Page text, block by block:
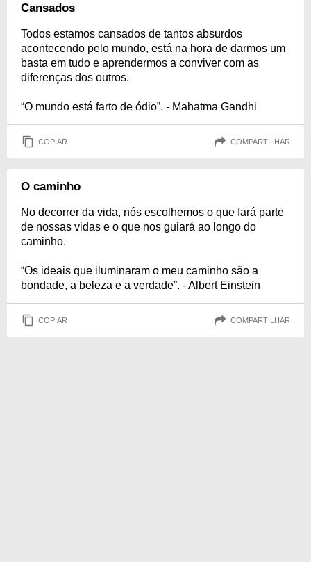
Cansados
Todos estamos cansados de tantos absurdos
acontecendo pelo mundo, está na hora de darmos um
basta em tudo e aprendermos a conviver com as
diferenças dos outros.
“O mundo está farto de ódio”. - Mahatma Gandhi
COPIAR COMPARTILHAR
O caminho
No decorrer da vida, nós escolhemos o que fará parte
de nossas vidas e o que nos guiará ao longo do
caminho.
“Os ideais que iluminaram o meu caminho são a
bondade, a beleza e a verdade”. - Albert Einstein
COPIAR COMPARTILHAR